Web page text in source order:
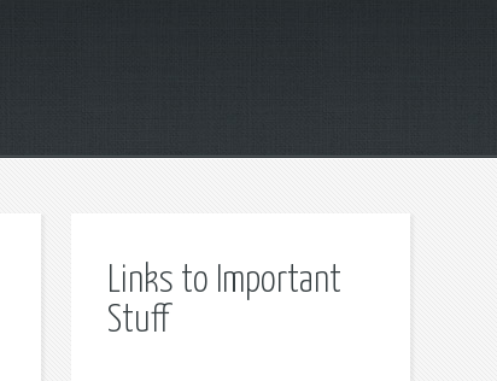
Links to Important
Stuff